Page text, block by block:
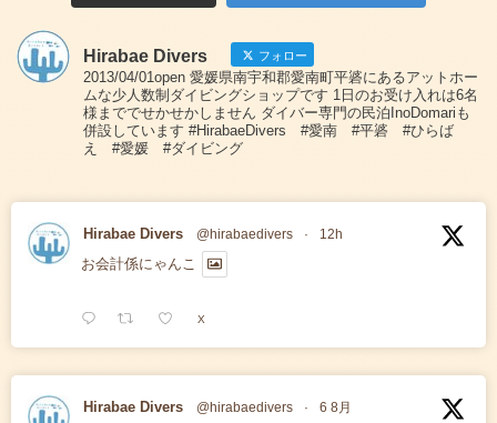
Hirabae Divers フォロー
2013/04/01open 愛媛県南宇和郡愛南町平碆にあるアットホー
ムな少人数制ダイビングショップです 1日のお受け入れは6名
様まででせかせかしません ダイバー専門の民泊InoDomariも
併設しています #HirabaeDivers #愛南 #平碆 #ひらば
え #愛媛 #ダイビング
Hirabae Divers @hirabaedivers · 12h
お会計係にゃんこ
X
Hirabae Divers @hirabaedivers · 6 8月